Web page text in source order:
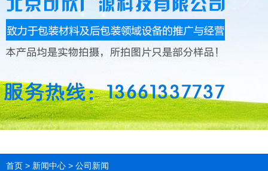
首页 > 新闻中心 > 公司新闻